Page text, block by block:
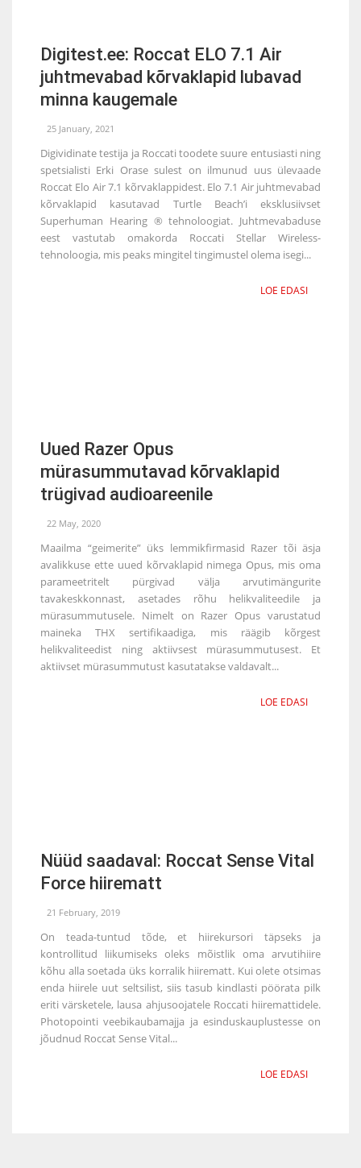
Digitest.ee: Roccat ELO 7.1 Air
juhtmevabad kõrvaklapid lubavad
minna kaugemale
25 January, 2021
Digividinate testija ja Roccati toodete suure entusiasti ning
spetsialisti Erki Orase sulest on ilmunud uus ülevaade
Roccat Elo Air 7.1 kõrvaklappidest. Elo 7.1 Air juhtmevabad
kõrvaklapid kasutavad Turtle Beach’i eksklusiivset
Superhuman Hearing ® tehnoloogiat. Juhtmevabaduse
eest vastutab omakorda Roccati Stellar Wireless-
tehnoloogia, mis peaks mingitel tingimustel olema isegi...
LOE EDASI
Uued Razer Opus
mürasummutavad kõrvaklapid
trügivad audioareenile
22 May, 2020
Maailma “geimerite” üks lemmikfirmasid Razer tõi äsja
avalikkuse ette uued kõrvaklapid nimega Opus, mis oma
parameetritelt pürgivad välja arvutimängurite
tavakeskkonnast, asetades rõhu helikvaliteedile ja
mürasummutusele. Nimelt on Razer Opus varustatud
maineka THX sertifikaadiga, mis räägib kõrgest
helikvaliteedist ning aktiivsest mürasummutusest. Et
aktiivset mürasummutust kasutatakse valdavalt...
LOE EDASI
Nüüd saadaval: Roccat Sense Vital
Force hiirematt
21 February, 2019
On teada-tuntud tõde, et hiirekursori täpseks ja
kontrollitud liikumiseks oleks mõistlik oma arvutihiire
kõhu alla soetada üks korralik hiirematt. Kui olete otsimas
enda hiirele uut seltsilist, siis tasub kindlasti pöörata pilk
eriti värsketele, lausa ahjusoojatele Roccati hiiremattidele.
Photopointi veebikaubamajja ja esinduskauplustesse on
jõudnud Roccat Sense Vital...
LOE EDASI